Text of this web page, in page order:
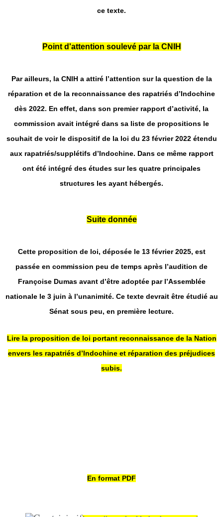
ce texte.
Point d'attention soulevé par la CNIH
Par ailleurs, la CNIH a attiré l’attention sur la question de la
réparation et de la reconnaissance des rapatriés d’Indochine
dès 2022. En effet, dans son premier rapport d’activité, la
commission avait intégré dans sa liste de propositions le
souhait de voir le dispositif de la loi du 23 février 2022 étendu
aux rapatriés/supplétifs d’Indochine. Dans ce même rapport
ont été intégré des études sur les quatre principales
structures les ayant hébergés.
Suite donnée
Cette proposition de loi, déposée le 13 février 2025, est
passée en commission peu de temps après l’audition de
Françoise Dumas avant d’être adoptée par l’Assemblée
nationale le 3 juin à l’unanimité. Ce texte devrait être étudié au
Sénat sous peu, en première lecture.
Lire la proposition de loi portant reconnaissance de la Nation
envers les rapatriés d’Indochine et réparation des préjudices
subis.
En format PDF